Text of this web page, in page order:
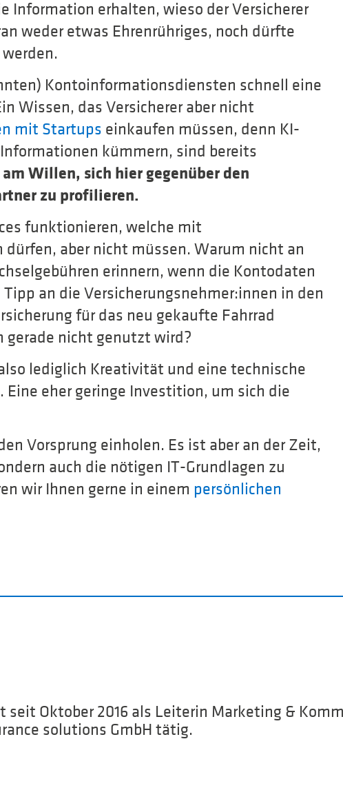
Information erhalten, wieso der Versicherer
weder etwas Ehrenrühriges, noch dürfte
Kontoinformationsdiensten schnell eine
Wissen, das Versicherer aber nicht
mit Startups einkaufen müssen, denn KI-
kümmern, sind bereits
Willen, sich hier gegenüber den
zu profilieren.
funktionieren, welche mit
aber nicht müssen. Warum nicht an
erinnern, wenn die Kontodaten
an die Versicherungsnehmer:innen in den
für das neu gekaufte Fahrrad
gerade nicht genutzt wird?
lediglich Kreativität und eine technische
eher geringe Investition, um sich die
Vorsprung einholen. Es ist aber an der Zeit,
auch die nötigen IT-Grundlagen zu
wir Ihnen gerne in einem persönlichen
seit Oktober 2016 als Leiterin Marketing &
solutions GmbH tätig.